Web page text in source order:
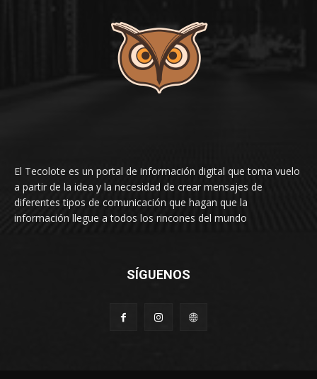
El Tecolote es un portal de información digital que toma vuelo
a partir de la idea y la necesidad de crear mensajes de
diferentes tipos de comunicación que hagan que la
información llegue a todos los rincones del mundo
SÍGUENOS